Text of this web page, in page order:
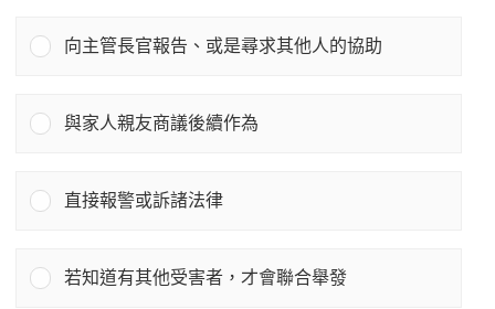
向主管長官報告、或是尋求其他人的協助
與家人親友商議後續作為
直接報警或訴諸法律
若知道有其他受害者，才會聯合舉發